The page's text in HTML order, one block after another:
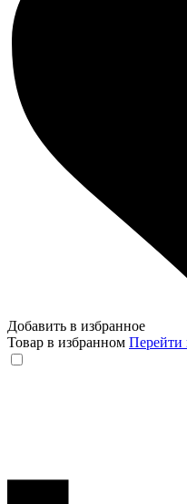
Добавить в избранное
Товар в избранном Перейти